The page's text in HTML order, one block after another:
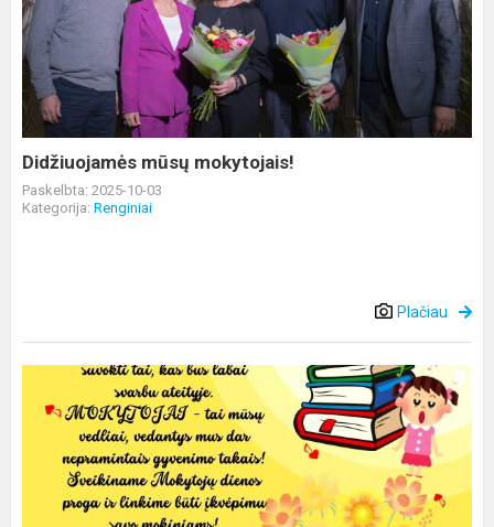
mokytojais!
Didžiuojamės mūsų mokytojais!
Paskelbta: 2025-10-03
Kategorija: Renginiai
Plačiau
Sveikinimas